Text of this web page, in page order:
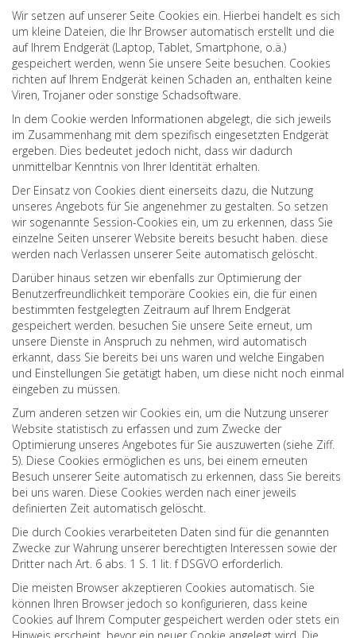
Wir setzen auf unserer Seite Cookies ein. Hierbei handelt es sich
um kleine Dateien, die Ihr Browser automatisch erstellt und die
auf Ihrem Endgerät (Laptop, Tablet, Smartphone, o.ä.)
gespeichert werden, wenn Sie unsere Seite besuchen. Cookies
richten auf Ihrem Endgerät keinen Schaden an, enthalten keine
Viren, Trojaner oder sonstige Schadsoftware.
In dem Cookie werden Informationen abgelegt, die sich jeweils
im Zusammenhang mit dem spezifisch eingesetzten Endgerät
ergeben. Dies bedeutet jedoch nicht, dass wir dadurch
unmittelbar Kenntnis von Ihrer Identität erhalten.
Der Einsatz von Cookies dient einerseits dazu, die Nutzung
unseres Angebots für Sie angenehmer zu gestalten. So setzen
wir sogenannte Session-Cookies ein, um zu erkennen, dass Sie
einzelne Seiten unserer Website bereits besucht haben. diese
werden nach Verlassen unserer Seite automatisch gelöscht.
Darüber hinaus setzen wir ebenfalls zur Optimierung der
Benutzerfreundlichkeit temporäre Cookies ein, die für einen
bestimmten festgelegten Zeitraum auf Ihrem Endgerät
gespeichert werden. besuchen Sie unsere Seite erneut, um
unsere Dienste in Anspruch zu nehmen, wird automatisch
erkannt, dass Sie bereits bei uns waren und welche Eingaben
und Einstellungen Sie getätigt haben, um diese nicht noch einmal
eingeben zu müssen.
Zum anderen setzen wir Cookies ein, um die Nutzung unserer
Website statistisch zu erfassen und zum Zwecke der
Optimierung unseres Angebotes für Sie auszuwerten (siehe Ziff.
5). Diese Cookies ermöglichen es uns, bei einem erneuten
Besuch unserer Seite automatisch zu erkennen, dass Sie bereits
bei uns waren. Diese Cookies werden nach einer jeweils
definierten Zeit automatisch gelöscht.
Die durch Cookies verarbeiteten Daten sind für die genannten
Zwecke zur Wahrung unserer berechtigten Interessen sowie der
Dritter nach Art. 6 abs. 1 S. 1 lit. f DSGVO erforderlich.
Die meisten Browser akzeptieren Cookies automatisch. Sie
können Ihren Browser jedoch so konfigurieren, dass keine
Cookies auf Ihrem Computer gespeichert werden oder stets ein